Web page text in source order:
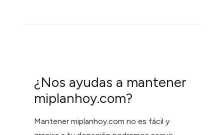
¿Nos ayudas a mantener
miplanhoy.com?
Mantener miplanhoy.com no es fácil y